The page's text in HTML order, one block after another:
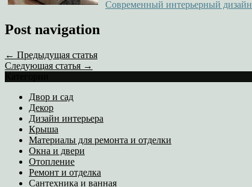
Современный интерьерный дизайн
Post navigation
← Предыдущая статья
Следующая статья →
Двор и сад
Декор
Дизайн интерьера
Крыша
Материалы для ремонта и отделки
Окна и двери
Отопление
Ремонт и отделка
Сантехника и ванная